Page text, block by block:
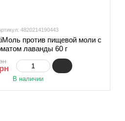
4820214190443
против пищевой моли с
лаванды 60 г
В наличии